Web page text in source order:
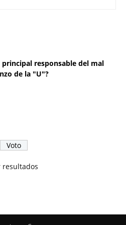
principal responsable del mal
de la "U"?
resultados